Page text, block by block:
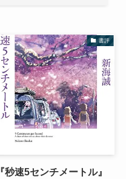
書評
『秒速5センチメートル』